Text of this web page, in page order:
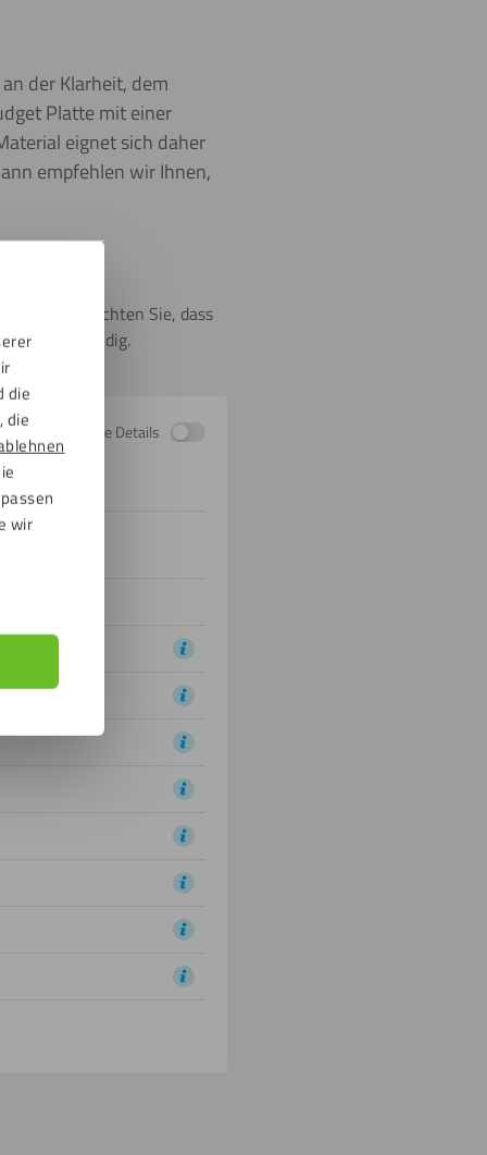
die
die
wir
der Klarheit, dem
Platte mit einer
eignet sich daher
empfehlen wir Ihnen,
Bitte beachten Sie, dass
Zeige Details